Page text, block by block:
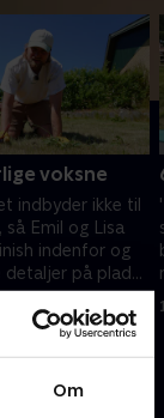
Om
voksne
indbyder ikke til
så Emil og Lisa
indenfor og
på plads,
velkommen
• 29 min